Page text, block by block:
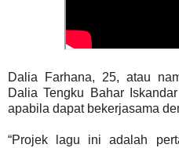
Dalia Farhana, 25, atau
Dalia Tengku Bahar
apabila dapat bekerjasama
“Projek lagu ini adalah